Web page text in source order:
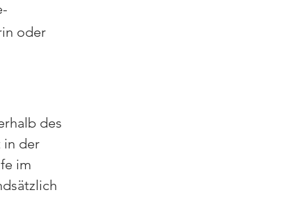
oder
des
in der
im